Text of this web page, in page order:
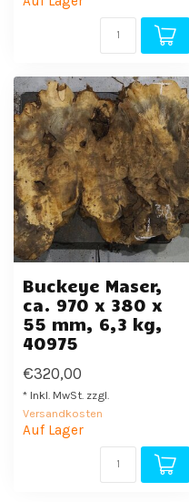
Buckeye Maser,
ca. 970 x 380 x
55 mm, 6,3 kg,
40975
€320,00
* Inkl. MwSt. zzgl.
Versandkosten
Auf Lager